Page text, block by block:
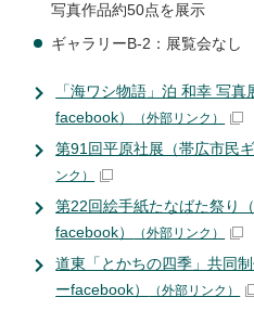
写真作品約50点を展示
ギャラリーB-2：展覧会なし
「海ワシ物語」泊 和幸 写
facebook）
（外部リンク）
第91回平原社展（帯広市民
ンク）
第22回絵手紙たなばた祭り
facebook）
（外部リンク）
道東「とかちの四季」共同
ーfacebook）
（外部リンク）